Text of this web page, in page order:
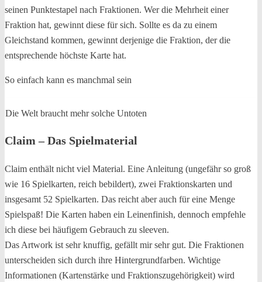
seinen Punktestapel nach Fraktionen. Wer die Mehrheit einer
Fraktion hat, gewinnt diese für sich. Sollte es da zu einem
Gleichstand kommen, gewinnt derjenige die Fraktion, der die
entsprechende höchste Karte hat.
So einfach kann es manchmal sein
Die Welt braucht mehr solche Untoten
Claim – Das Spielmaterial
Claim enthält nicht viel Material. Eine Anleitung (ungefähr so groß
wie 16 Spielkarten, reich bebildert), zwei Fraktionskarten und
insgesamt 52 Spielkarten. Das reicht aber auch für eine Menge
Spielspaß! Die Karten haben ein Leinenfinish, dennoch empfehle
ich diese bei häufigem Gebrauch zu sleeven.
Das Artwork ist sehr knuffig, gefällt mir sehr gut. Die Fraktionen
unterscheiden sich durch ihre Hintergrundfarben. Wichtige
Informationen (Kartenstärke und Fraktionszugehörigkeit) wird